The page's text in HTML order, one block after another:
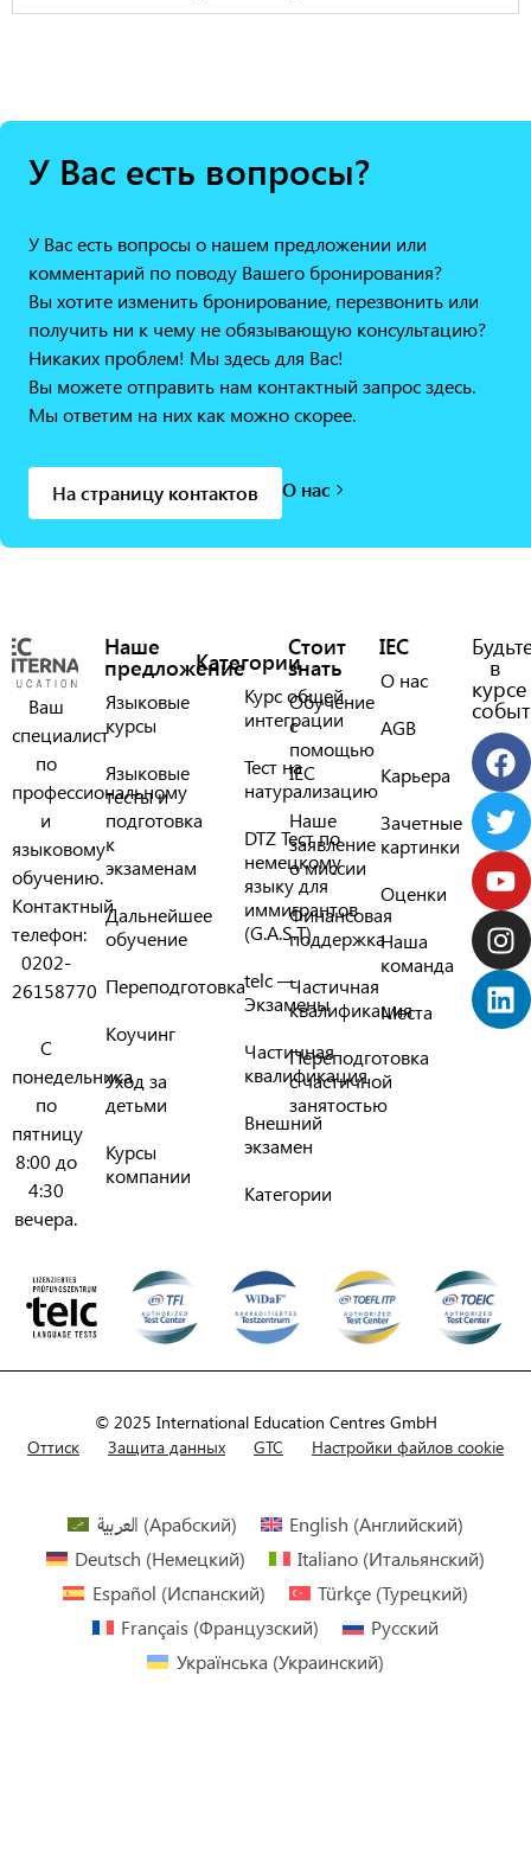
У Вас есть вопросы?
У Вас есть вопросы о нашем предложении или
комментарий по поводу Вашего бронирования?
Вы хотите изменить бронирование, перезвонить или
получить ни к чему не обязывающую консультацию?
Никаких проблем! Мы здесь для Вас!
Вы можете отправить нам контактный запрос здесь.
Мы ответим на них как можно скорее.
На страницу контактов О нас
Ваш
специалист
по
профессиональному
и
языковому
обучению.
Контактный
телефон:
0202-
26158770
С
понедельника
по
пятницу
8:00 до
4:30
вечера.
Наше
предложение
Языковые
курсы
Языковые
тесты и
подготовка
к
экзаменам
Дальнейшее
обучение
Переподготовка
Коучинг
Уход за
детьми
Курсы
компании
Категории
Курс общей
интеграции
Тест на
натурализацию
DTZ Тест по
немецкому
языку для
иммигрантов
(G.A.S.T)
telc —
Экзамены
Частичная
квалификация
Внешний
экзамен
Категории
Стоит
знать
Обучение
с
помощью
IEC
Наше
заявление
о миссии
Финансовая
поддержка
Частичная
квалификация
Переподготовка
с частичной
занятостью
IEC
О нас
AGB
Карьера
Зачетные
картинки
Оценки
Наша
команда
Места
в
курсе
© 2025 International Education Centres GmbH
Оттиск
Защита данных GTC Настройки файлов cookie
العربية (Арабский) English (Английский)
Deutsch (Немецкий) Italiano (Итальянский)
Español (Испанский) Türkçe(Турецкий)
Français (Французский)
Русский
Українська (Украинский)